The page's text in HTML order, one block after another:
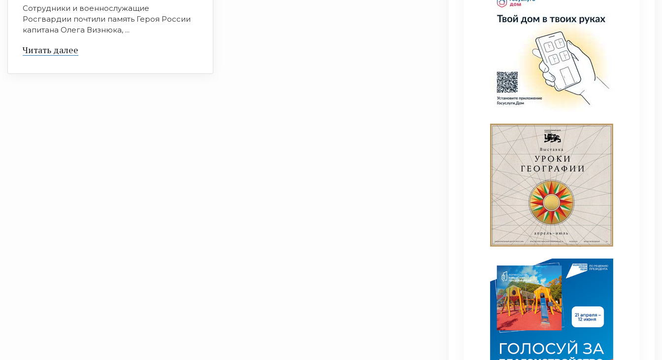
Сотрудники и военнослужащие
Росгвардии почтили память Героя России
капитана Олега Визнюка, ...
Читать далее